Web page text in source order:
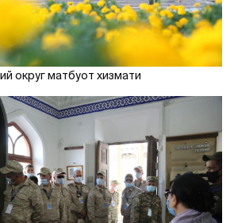
округ матбуот хизмати